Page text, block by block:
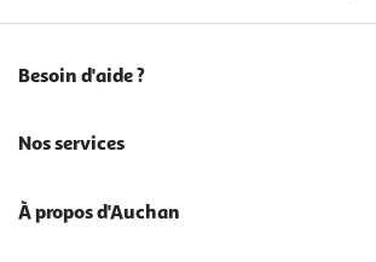
Besoin d'aide ?
Nos services
À propos d'Auchan